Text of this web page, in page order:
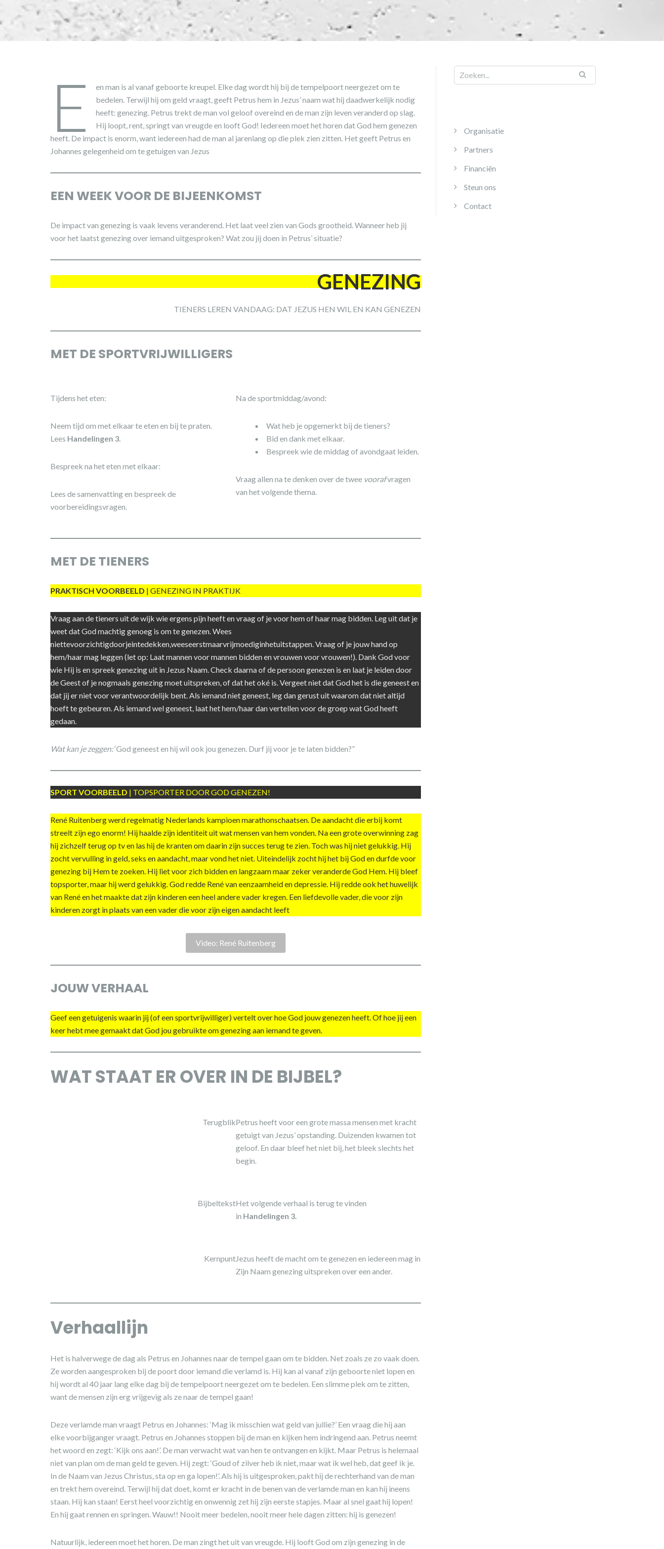
E
en man is al vanaf geboorte kreupel. Elke dag wordt hij bij de tempelpoort neergezet om te
bedelen. Terwijl hij om geld vraagt, geeft Petrus hem in Jezus’ naam wat hij daadwerkelijk nodig
heeft: genezing. Petrus trekt de man vol geloof overeind en de man zijn leven veranderd op slag.
Hij loopt, rent, springt van vreugde en looft God! Iedereen moet het horen dat God hem genezen
heeft. De impact is enorm, want iedereen had de man al jarenlang op die plek zien zitten. Het geeft Petrus en
Johannes gelegenheid om te getuigen van Jezus
EEN WEEK VOOR DE BIJEENKOMST
De impact van genezing is vaak levens veranderend. Het laat veel zien van Gods grootheid. Wanneer heb jij
voor het laatst genezing over iemand uitgesproken? Wat zou jij doen in Petrus’ situatie?
GENEZING
TIENERS LEREN VANDAAG: DAT JEZUS HEN WIL EN KAN GENEZEN
MET DE SPORTVRIJWILLIGERS
Tijdens het eten:
Neem tijd om met elkaar te eten en bij te praten.
Lees Handelingen 3.
Bespreek na het eten met elkaar:
Lees de samenvatting en bespreek de
voorbereidingsvragen.
Na de sportmiddag/avond:
Wat heb je opgemerkt bij de tieners?
Bid en dank met elkaar.
Bespreek wie de middag of avondgaat leiden.
Vraag allen na te denken over de twee voorafvragen
van het volgende thema.
MET DE TIENERS
PRAKTISCH VOORBEELD | GENEZING IN PRAKTIJK
Vraag aan de tieners uit de wijk wie ergens pijn heeft en vraag of je voor hem of haar mag bidden. Leg uit dat je
weet dat God machtig genoeg is om te genezen. Wees
niettevoorzichtigdoorjeintedekken,weeseerstmaarvrijmoediginhetuitstappen. Vraag of je jouw hand op
hem/haar mag leggen (let op: Laat mannen voor mannen bidden en vrouwen voor vrouwen!). Dank God voor
wie Hij is en spreek genezing uit in Jezus Naam. Check daarna of de persoon genezen is en laat je leiden door
de Geest of je nogmaals genezing moet uitspreken, of dat het oké is. Vergeet niet dat God het is die geneest en
dat jij er niet voor verantwoordelijk bent. Als iemand niet geneest, leg dan gerust uit waarom dat niet altijd
hoeft te gebeuren. Als iemand wel geneest, laat het hem/haar dan vertellen voor de groep wat God heeft
gedaan.
Wat kan je zeggen:‘God geneest en hij wil ook jou genezen. Durf jij voor je te laten bidden?”
SPORT VOORBEELD | TOPSPORTER DOOR GOD GENEZEN!
René Ruitenberg werd regelmatig Nederlands kampioen marathonschaatsen. De aandacht die erbij komt
streelt zijn ego enorm! Hij haalde zijn identiteit uit wat mensen van hem vonden. Na een grote overwinning zag
hij zichzelf terug op tv en las hij de kranten om daarin zijn succes terug te zien. Toch was hij niet gelukkig. Hij
zocht vervulling in geld, seks en aandacht, maar vond het niet. Uiteindelijk zocht hij het bij God en durfde voor
genezing bij Hem te zoeken. Hij liet voor zich bidden en langzaam maar zeker veranderde God Hem. Hij bleef
topsporter, maar hij werd gelukkig. God redde René van eenzaamheid en depressie. Hij redde ook het huwelijk
van René en het maakte dat zijn kinderen een heel andere vader kregen. Een liefdevolle vader, die voor zijn
kinderen zorgt in plaats van een vader die voor zijn eigen aandacht leeft
Video: René Ruitenberg
JOUW VERHAAL
Geef een getuigenis waarin jij (of een sportvrijwilliger) vertelt over hoe God jouw genezen heeft. Of hoe jij een
keer hebt mee gemaakt dat God jou gebruikte om genezing aan iemand te geven.
WAT STAAT ER OVER IN DE BIJBEL?
TerugblikPetrus heeft voor een grote massa mensen met kracht
getuigt van Jezus’ opstanding. Duizenden kwamen tot
geloof. En daar bleef het niet bij, het bleek slechts het
begin.
BijbeltekstHet volgende verhaal is terug te vinden
in Handelingen 3.
KernpuntJezus heeft de macht om te genezen en iedereen mag in
Zijn Naam genezing uitspreken over een ander.
Verhaallijn
Het is halverwege de dag als Petrus en Johannes naar de tempel gaan om te bidden. Net zoals ze zo vaak doen.
Ze worden aangesproken bij de poort door iemand die verlamd is. Hij kan al vanaf zijn geboorte niet lopen en
hij wordt al 40 jaar lang elke dag bij de tempelpoort neergezet om te bedelen. Een slimme plek om te zitten,
want de mensen zijn erg vrijgevig als ze naar de tempel gaan!
Deze verlamde man vraagt Petrus en Johannes: ‘Mag ik misschien wat geld van jullie?’ Een vraag die hij aan
elke voorbijganger vraagt. Petrus en Johannes stoppen bij de man en kijken hem indringend aan. Petrus neemt
het woord en zegt: ‘Kijk ons aan!’. De man verwacht wat van hen te ontvangen en kijkt. Maar Petrus is helemaal
niet van plan om de man geld te geven. Hij zegt: ‘Goud of zilver heb ik niet, maar wat ik wel heb, dat geef ik je.
In de Naam van Jezus Christus, sta op en ga lopen!’. Als hij is uitgesproken, pakt hij de rechterhand van de man
en trekt hem overeind. Terwijl hij dat doet, komt er kracht in de benen van de verlamde man en kan hij ineens
staan. Hij kan staan! Eerst heel voorzichtig en onwennig zet hij zijn eerste stapjes. Maar al snel gaat hij lopen!
En hij gaat rennen en springen. Wauw!! Nooit meer bedelen, nooit meer hele dagen zitten: hij is genezen!
Natuurlijk, iedereen moet het horen. De man zingt het uit van vreugde. Hij looft God om zijn genezing in de
Organisatie
Partners
Financiën
Steun ons
Contact